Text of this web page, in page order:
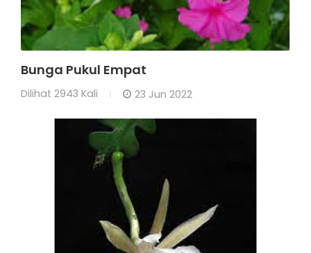
Bunga Pukul Empat
Dilihat 2943 Kali 23 Jun 2022